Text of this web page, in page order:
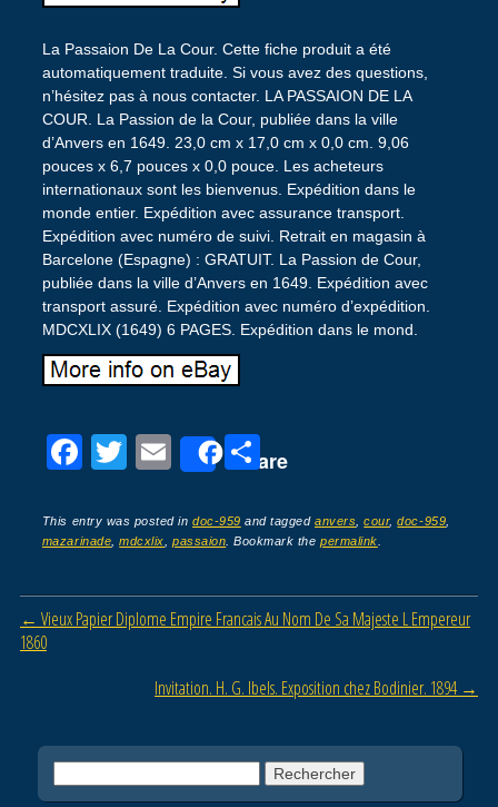
La Passaion De La Cour. Cette fiche produit a été
automatiquement traduite. Si vous avez des questions,
n’hésitez pas à nous contacter. LA PASSAION DE LA
COUR. La Passion de la Cour, publiée dans la ville
d’Anvers en 1649. 23,0 cm x 17,0 cm x 0,0 cm. 9,06
pouces x 6,7 pouces x 0,0 pouce. Les acheteurs
internationaux sont les bienvenus. Expédition dans le
monde entier. Expédition avec assurance transport.
Expédition avec numéro de suivi. Retrait en magasin à
Barcelone (Espagne) : GRATUIT. La Passion de Cour,
publiée dans la ville d’Anvers en 1649. Expédition avec
transport assuré. Expédition avec numéro d’expédition.
MDCXLIX (1649) 6 PAGES. Expédition dans le mond.
F
c
e
b
o
T
tt
er
E
ail
Share
P
ta
g
er
This entry was posted indoc-959 and taggedanvers ,cour,doc-959
mazarinade ,mdcxlix passaion . Bookmark thepermalink
Post navigation
← Vieux Papier Diplome Empire Francais Au Nom De Sa Majeste L Empereur
1860
Invitation. H. G. Ibels. Exposition chez Bodinier. 1894 →